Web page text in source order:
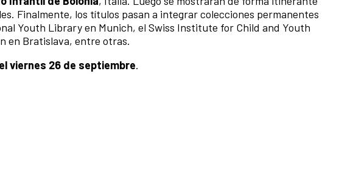
Finalmente, los títulos pasan a integrar colecciones permanentes
Youth Library en Munich, el Swiss Institute for Child and Youth
en Bratislava, entre otras.
viernes 26 de septiembre.